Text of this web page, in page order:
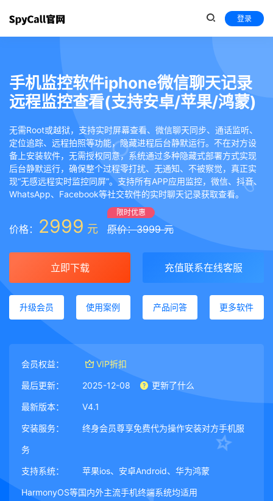
登录
手机监控软件iphone微信聊天记录
远程监控查看(支持安卓/苹果/鸿蒙)
无需Root或越狱，支持实时屏幕查看、微信聊天同步、通话监听、
定位追踪、远程拍照等功能，隐藏进程后台静默运行。不在对方设
备上安装软件，无需授权同意，系统通过多种隐藏式部署方式实现
后台静默运行，确保整个过程零打扰、无通知、不被察觉，真正实
现“无感远程实时监控同屏”。支持所有APP应用监控，微信、抖音、
WhatsApp、Facebook等社交软件的实时聊天记录获取查看。
价格： 2999 元
限时优惠
原价：3999 元
立即下载 充值联系在线客服
升级会员 使用案例 产品问答 更多软件
会员权益： VIP折扣
最后更新： 2025-12-08 更新了什么
最新版本： V4.1
安装服务： 终身会员尊享免费代为操作安装对方手机服
务
支持系统： 苹果ios、安卓Android、华为鸿蒙
HarmonyOS等国内外主流手机终端系统均适用